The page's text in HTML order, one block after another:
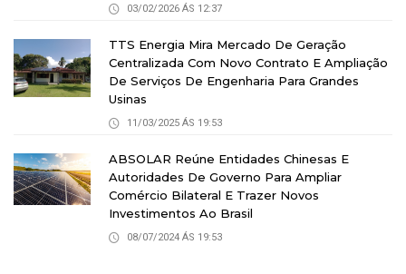
03/02/2026 ÁS 12:37
TTS Energia Mira Mercado De Geração
Centralizada Com Novo Contrato E Ampliação
De Serviços De Engenharia Para Grandes
Usinas
11/03/2025 ÁS 19:53
ABSOLAR Reúne Entidades Chinesas E
Autoridades De Governo Para Ampliar
Comércio Bilateral E Trazer Novos
Investimentos Ao Brasil
08/07/2024 ÁS 19:53